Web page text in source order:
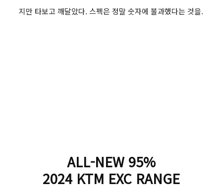
지만 타보고 깨달았다. 스펙은 정말 숫자에 불과했다는 것을.
ALL-NEW 95%
2024 KTM EXC RANGE